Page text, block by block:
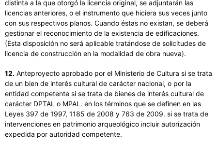
distinta a la que otorgó la licencia original, se adjuntarán las
licencias anteriores, o el instrumento que hiciera sus veces junto
con sus respectivos planos. Cuando éstas no existan, se deberá
gestionar el reconocimiento de la existencia de edificaciones.
(Esta disposición no será aplicable tratándose de solicitudes de
licencia de construcción en la modalidad de obra nueva).
12. Anteproyecto aprobado por el Ministerio de Cultura si se trata
de un bien de interés cultural de carácter nacional, o por la
entidad competente si se trata de bienes de interés cultural de
carácter DPTAL o MPAL. en los términos que se definen en las
Leyes 397 de 1997, 1185 de 2008 y 763 de 2009. si se trata de
intervenciones en patrimonio arqueológico incluir autorización
expedida por autoridad competente.